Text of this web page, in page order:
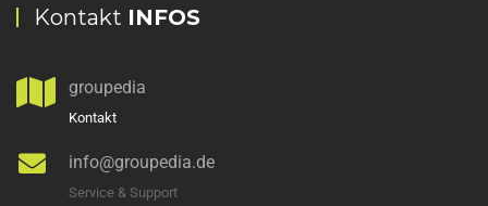
Kontakt INFOS
groupedia
Kontakt
info@groupedia.de
Service & Support